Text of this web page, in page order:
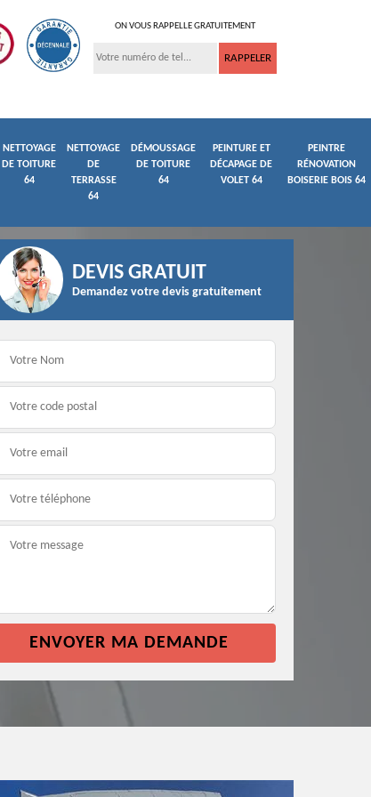
ON VOUS RAPPELLE GRATUITEMENT
NETTOYAGE
DE TOITURE
64
NETTOYAGE
DE
TERRASSE
64
DÉMOUSSAGE
DE TOITURE
64
PEINTURE ET
DÉCAPAGE DE
VOLET 64
PEINTRE
RÉNOVATION
BOISERIE BOIS 64
Peintre et peinture de
façade 64
Façadier 64
DEVIS GRATUIT
Demandez votre devis gratuitement